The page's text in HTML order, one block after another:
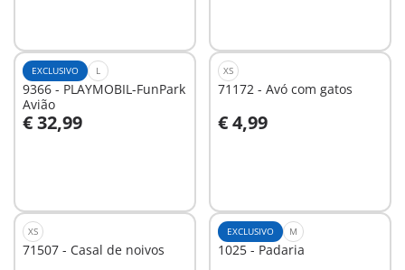
EXCLUSIVO L
9366 - PLAYMOBIL-FunPark
Avião
€ 32,99
Ao carrinho
XS
71172 - Avó com gatos
€ 4,99
Ao carrinho
XS
71507 - Casal de noivos
EXCLUSIVO M
1025 - Padaria